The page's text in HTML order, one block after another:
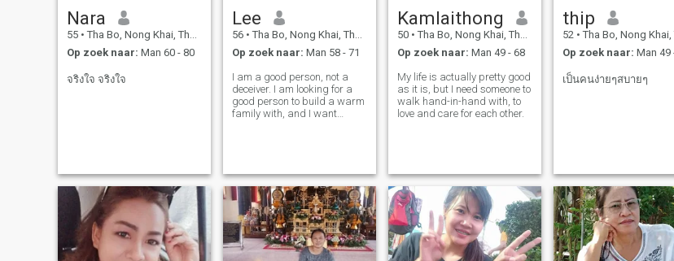
Voor mij is een relatie meer
dan romantiek, het gaat om
teamwork, zorg, en het
bouwen van een leven vol
bent voor een serieuze relatie,
Nara
55 • Tha Bo, Nong Khai, Thailand
Op zoek naar: Man 60 - 80
จริงใจ จริงใจ
Lee
56 • Tha Bo, Nong Khai, Thailand
Op zoek naar: Man 58 - 71
I am a good person, not a
deceiver. I am looking for a
good person to build a warm
family with, and I want
complicated.
Kamlaithong
50 • Tha Bo, Nong Khai, Thailand
Op zoek naar: Man 49 - 68
My life is actually pretty good
as it is, but I need someone to
walk hand-in-hand with, to
love and care for each other.
thip
52 • Tha Bo, Nong Khai,
Op zoek naar: Man 49
เป็นคนง่ายๆสบายๆ